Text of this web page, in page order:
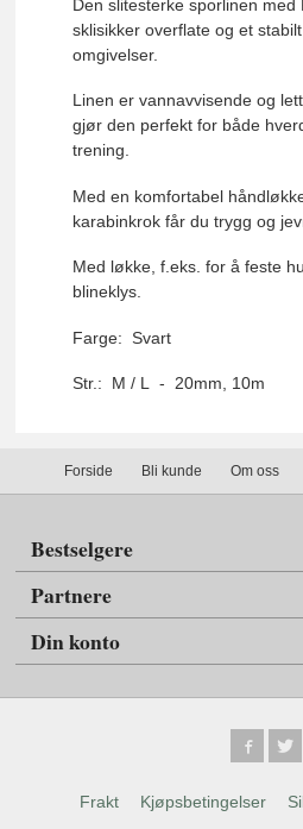
Den slitesterke sporlinen med
sklisikker overflate og et
omgivelser.
Linen er vannavvisende og
gjør den perfekt for både
trening.
Med en komfortabel
karabinkrok får du trygg og
Med løkke, f.eks. for å feste
blineklys.
Farge: Svart
Str.: M / L - 20mm, 10m
Forside Bli kunde Om oss
Bestselgere
Partnere
Din konto
Frakt Kjøpsbetingelser